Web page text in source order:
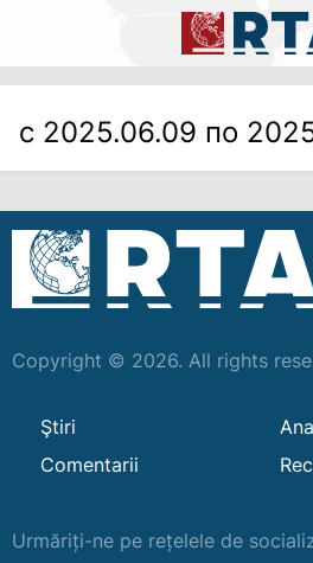
с 2025.06.09 по
Copyright © 2026. All rights
Ştiri
Comentarii
Urmăriți-ne pe rețelele de